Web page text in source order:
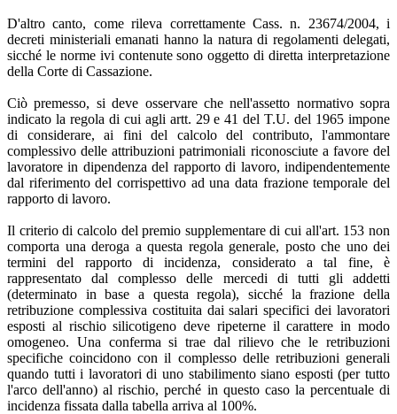
D'altro canto, come rileva correttamente Cass. n. 23674/2004, i
decreti ministeriali emanati hanno la natura di regolamenti delegati,
sicché le norme ivi contenute sono oggetto di diretta interpretazione
della Corte di Cassazione.
Ciò premesso, si deve osservare che nell'assetto normativo sopra
indicato la regola di cui agli artt. 29 e 41 del T.U. del 1965 impone
di considerare, ai fini del calcolo del contributo, l'ammontare
complessivo delle attribuzioni patrimoniali riconosciute a favore del
lavoratore in dipendenza del rapporto di lavoro, indipendentemente
dal riferimento del corrispettivo ad una data frazione temporale del
rapporto di lavoro.
Il criterio di calcolo del premio supplementare di cui all'art. 153 non
comporta una deroga a questa regola generale, posto che uno dei
termini del rapporto di incidenza, considerato a tal fine, è
rappresentato dal complesso delle mercedi di tutti gli addetti
(determinato in base a questa regola), sicché la frazione della
retribuzione complessiva costituita dai salari specifici dei lavoratori
esposti al rischio silicotigeno deve ripeterne il carattere in modo
omogeneo. Una conferma si trae dal rilievo che le retribuzioni
specifiche coincidono con il complesso delle retribuzioni generali
quando tutti i lavoratori di uno stabilimento siano esposti (per tutto
l'arco dell'anno) al rischio, perché in questo caso la percentuale di
incidenza fissata dalla tabella arriva al 100%.